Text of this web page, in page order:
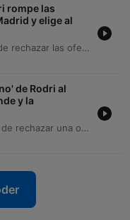
rompe las
y elige al
El episodio analiza la decisión de Rodri de rechazar las ofertas del Real Madrid y el PSG para negociar su traspaso al FC Barcelona, un movimiento que podría alcanzar los 60 millones de euros. Se repasan también otros movimientos clave en el mercado, como la renovación de Vinicius Jr. con el Real Madrid hasta 2032 y el histórico fichaje de Diomandé por el club blanco. Además, se abordan temas de actualidad deportiva internacional, desde el impacto comercial de Kang-in Lee en Corea del Sur y las prioridades de fichajes del Atlético de Madrid, hasta la situación económica del Sevilla y los preparativos de la selección de gimnasia rítmica para el Mundial de Frankfurt.
de Rodri al
y la
El programa analiza la decisión de Rodri de rechazar una oferta competitiva del Real Madrid para priorizar el proyecto deportivo del FC Barcelona, detallando las negociaciones pendientes con el Manchester City y el impacto táctico que esto tendrá en la temporada 2026. Asimismo, se aborda la renovación de Vinicius Junior con el Real Madrid hasta 2032, el posible regreso de Mourinho al club blanco y la polémica gestión de mercado tras el histórico y costoso fichaje de Diomandé por 140 millones de euros.